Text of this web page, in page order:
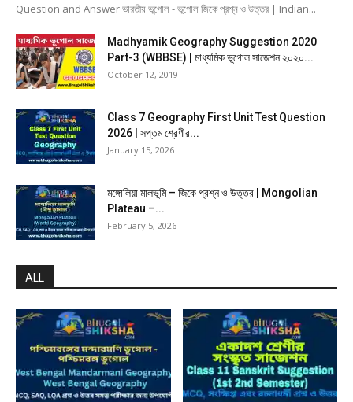
Question and Answer ভারতীয় ভূগোল - ভূগোল জিকে প্রশ্ন ও উত্তর | Indian...
Madhyamik Geography Suggestion 2020
Part-3 (WBBSE) | মাধ্যমিক ভূগোল সাজেশন ২০২০...
October 12, 2019
Class 7 Geography First Unit Test Question
2026 | সপ্তম শ্রেণীর...
January 15, 2026
মঙ্গোলিয়া মালভূমি – জিকে প্রশ্ন ও উত্তর | Mongolian
Plateau –...
February 5, 2026
ALL